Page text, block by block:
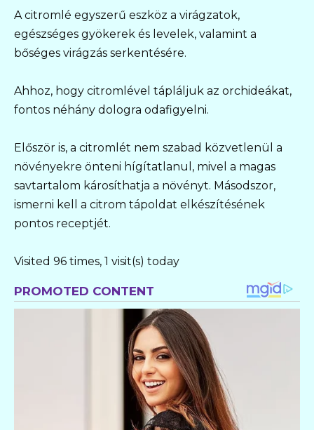
A citromlé egyszerű eszköz a virágzatok,
egészséges gyökerek és levelek, valamint a
bőséges virágzás serkentésére.
Ahhoz, hogy citromlével tápláljuk az orchideákat,
fontos néhány dologra odafigyelni.
Először is, a citromlét nem szabad közvetlenül a
növényekre önteni hígítatlanul, mivel a magas
savtartalom károsíthatja a növényt. Másodszor,
ismerni kell a citrom tápoldat elkészítésének
pontos receptjét.
Visited 96 times, 1 visit(s) today